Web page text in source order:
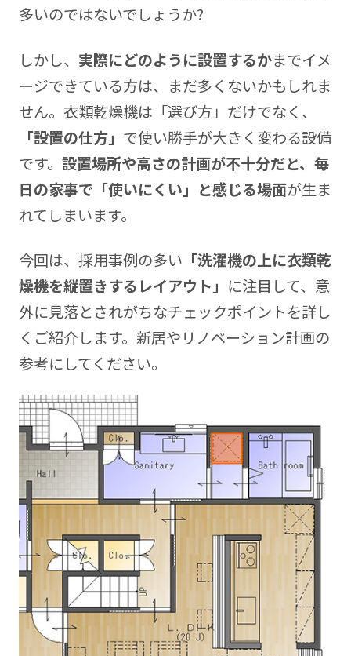
多いのではないでしょうか?
しかし、 実際にどのように設置するかまでイメ
ージできている方は、まだ多くないかもしれま
せん。衣類乾燥機は「選び方」だけでなく、
「設置の仕方」 で使い勝手が大きく変わる設備
です。 設置場所や高さの計画が不十分だと、毎
日の家事で「使いにくい」と感じる場面が生ま
れてしまいます。
今回は、採用事例の多い 「洗濯機の上に衣類乾
燥機を縦置きするレイアウト」 に注目して、意
外に見落とされがちなチェックポイントを詳し
くご紹介します。新居やリノベーション計画の
参考にしてください。